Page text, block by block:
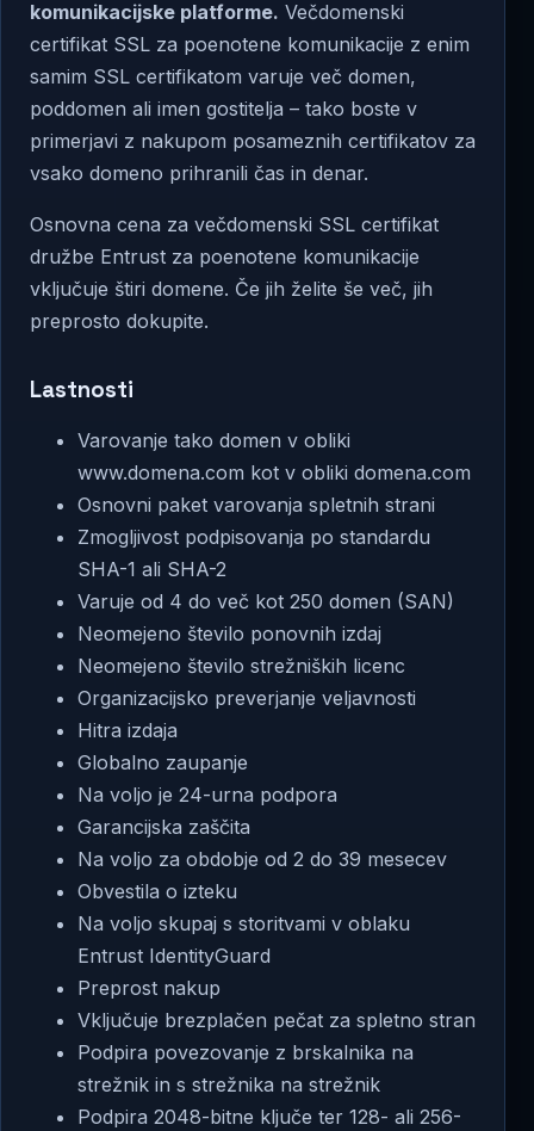
komunikacijske platforme. Večdomenski
certifikat SSL za poenotene komunikacije z enim
samim SSL certifikatom varuje več domen,
poddomen ali imen gostitelja – tako boste v
primerjavi z nakupom posameznih certifikatov za
vsako domeno prihranili čas in denar.
Osnovna cena za večdomenski SSL certifikat
družbe Entrust za poenotene komunikacije
vključuje štiri domene. Če jih želite še več, jih
preprosto dokupite.
Lastnosti
Varovanje tako domen v obliki
www.domena.com kot v obliki domena.com
Osnovni paket varovanja spletnih strani
Zmogljivost podpisovanja po standardu
SHA-1 ali SHA-2
Varuje od 4 do več kot 250 domen (SAN)
Neomejeno število ponovnih izdaj
Neomejeno število strežniških licenc
Organizacijsko preverjanje veljavnosti
Hitra izdaja
Globalno zaupanje
Na voljo je 24-urna podpora
Garancijska zaščita
Na voljo za obdobje od 2 do 39 mesecev
Obvestila o izteku
Na voljo skupaj s storitvami v oblaku
Entrust IdentityGuard
Preprost nakup
Vključuje brezplačen pečat za spletno stran
Podpira povezovanje z brskalnika na
strežnik in s strežnika na strežnik
Podpira 2048-bitne ključe ter 128- ali 256-